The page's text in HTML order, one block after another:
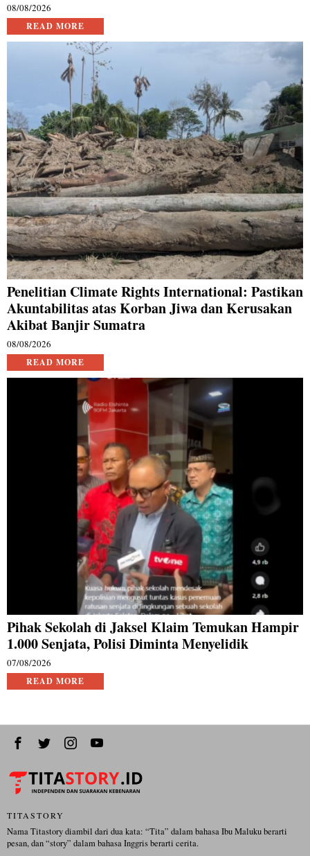
08/08/2026
READ MORE
Penelitian Climate Rights International: Pastikan
Akuntabilitas atas Korban Jiwa dan Kerusakan
Akibat Banjir Sumatra
08/08/2026
READ MORE
Pihak Sekolah di Jaksel Klaim Temukan Hampir
1.000 Senjata, Polisi Diminta Menyelidik
07/08/2026
READ MORE
TITASTORY
Nama Titastory diambil dari dua kata: “Tita” dalam bahasa Ibu Maluku berarti
pesan, dan “story” dalam bahasa Inggris berarti cerita.